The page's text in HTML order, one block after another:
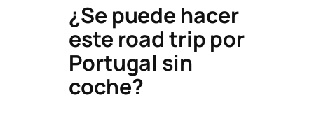
¿Se puede hacer
este road trip por
Portugal sin
coche?